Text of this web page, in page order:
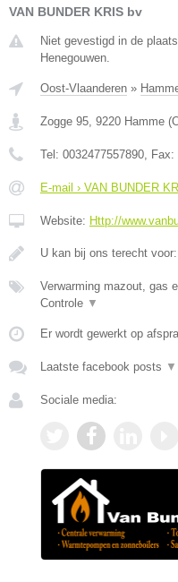
VAN BUNDER KRIS bv
Niet gevestigd in de
Henegouwen.
Oost-Vlaanderen »
Zogge 95, 9220 Hamme (
Tel: 0032477557890, Fax:
E-mail › VAN BUNDER
Website: Http://
U kan bij ons terecht voor:
Verwarming mazout, gas
Controle ▼
Er wordt gewerkt op
Laatste facebook posts ▼
Sociale media: